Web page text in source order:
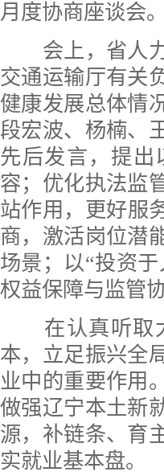
月度协商座谈会
会上，省人力
交通运输厅有关
健康发展总体情
段宏波、杨楠、
先后发言，提出
容；优化执法监
站作用，更好服
商，激活岗位潜
场景；以“投资
权益保障与监管
在认真听取大
本，立足振兴全
业中的重要作用
做强辽宁本土新
源，补链条、育
实就业基本盘。